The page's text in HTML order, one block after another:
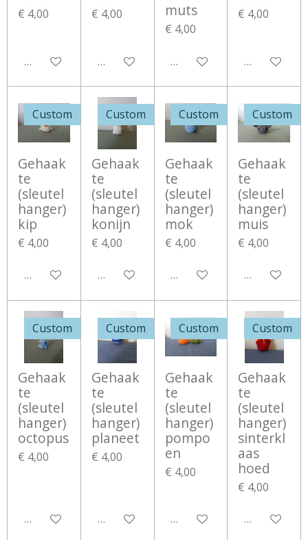
€ 4,00
Bekijk details
€ 4,00
Bekijk details
muts
€ 4,00
Bekijk details
€ 4,00
Bekijk
Custom
Gehaak
te
(sleutel
hanger)
kip
€ 4,00
Bekijk details
Custom
Gehaak
te
(sleutel
hanger)
konijn
€ 4,00
Bekijk details
Custom
Gehaak
te
(sleutel
hanger)
mok
€ 4,00
Bekijk details
Custom
Gehaak
te
(sleutel
hanger)
muis
€ 4,00
Bekijk
Custom
Gehaak
te
(sleutel
hanger)
octopus
€ 4,00
Bekijk details
Custom
Gehaak
te
(sleutel
hanger)
planeet
€ 4,00
Bekijk details
Custom
Gehaak
te
(sleutel
hanger)
pompo
en
€ 4,00
Bekijk details
Custom
Gehaak
te
(sleutel
hanger)
sinterkl
aas
hoed
€ 4,00
Bekijk